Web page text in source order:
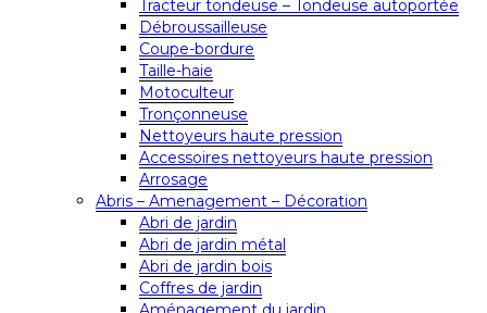
Tracteur tondeuse – Tondeuse autoportée
Débroussailleuse
Coupe-bordure
Taille-haie
Motoculteur
Tronçonneuse
Nettoyeurs haute pression
Accessoires nettoyeurs haute pression
Arrosage
Abris – Amenagement – Décoration
Abri de jardin
Abri de jardin métal
Abri de jardin bois
Coffres de jardin